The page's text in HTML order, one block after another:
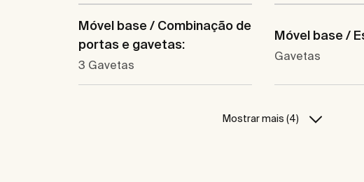
Móvel base / Combinação de
portas e gavetas:
3 Gavetas
Móvel base /
Gavetas
Mostrar mais (4)